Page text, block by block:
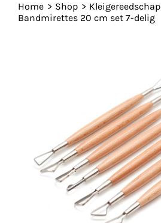
Home Shop Kleigereedschap
Bandmirettes 20 cm set 7-delig